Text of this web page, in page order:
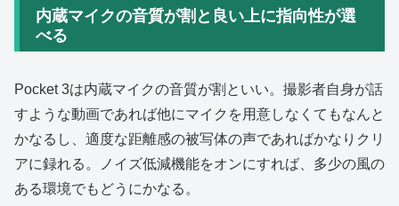
内蔵マイクの音質が割と良い上に指向性が選
べる
Pocket 3は内蔵マイクの音質が割といい。撮影者自身が話
すような動画であれば他にマイクを用意しなくてもなんと
かなるし、適度な距離感の被写体の声であればかなりクリ
アに録れる。ノイズ低減機能をオンにすれば、多少の風の
ある環境でもどうにかなる。